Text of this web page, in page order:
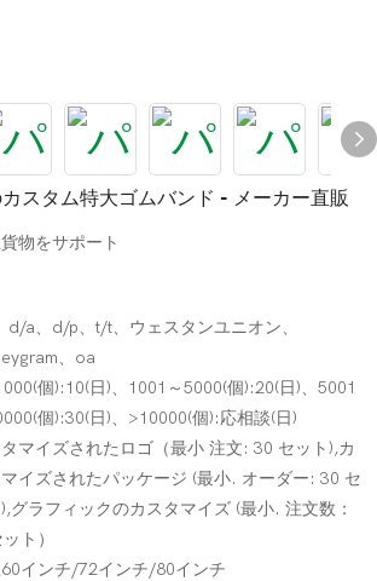
スタム特大ゴムバンド - メーカー直販
物をサポート
d/a、d/p、t/t、ウェスタンユニオン、
、oa
個):10(日)、1001～5000(個):20(日)、5001
個):30(日)、>10000(個):応相談(日)
マイズされたロゴ（最小 注文: 30 セット),カ
イズされたパッケージ (最小. オーダー: 30 セ
グラフィックのカスタマイズ (最小. 注文数：
ト）
インチ/72インチ/80インチ